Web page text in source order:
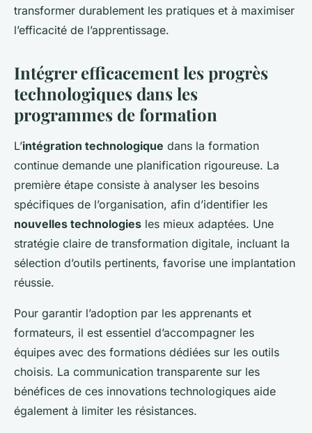
transformer durablement les pratiques et à maximiser
l’efficacité de l’apprentissage.
Intégrer efficacement les progrès
technologiques dans les
programmes de formation
L’intégration technologique dans la formation
continue demande une planification rigoureuse. La
première étape consiste à analyser les besoins
spécifiques de l’organisation, afin d’identifier les
nouvelles technologies les mieux adaptées. Une
stratégie claire de transformation digitale, incluant la
sélection d’outils pertinents, favorise une implantation
réussie.
Pour garantir l’adoption par les apprenants et
formateurs, il est essentiel d’accompagner les
équipes avec des formations dédiées sur les outils
choisis. La communication transparente sur les
bénéfices de ces innovations technologiques aide
également à limiter les résistances.